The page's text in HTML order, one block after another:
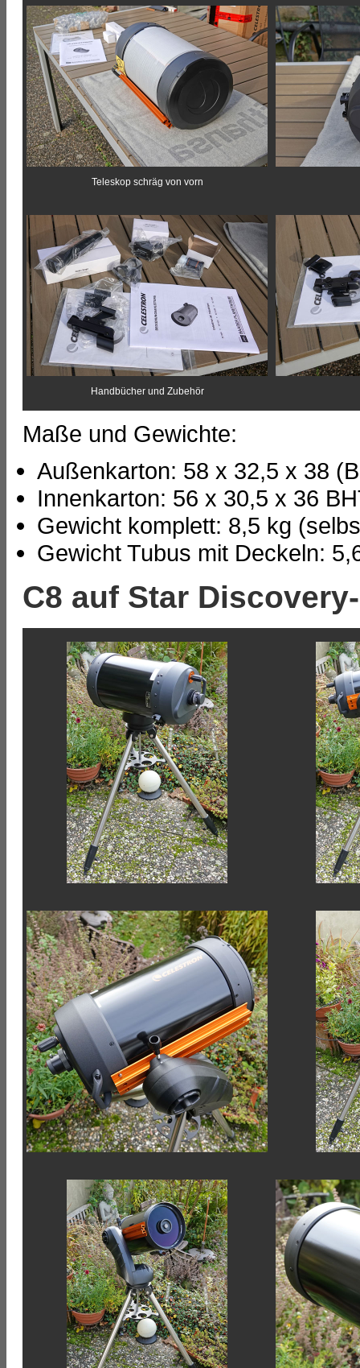
Teleskop schräg von vorn
Handbücher und Zubehör
Maße und Gewichte:
Außenkarton: 58 x 32,5 x 38
Innenkarton: 56 x 30,5 x 36
Gewicht komplett: 8,5 kg
Gewicht Tubus mit Deckeln:
C8 auf Star